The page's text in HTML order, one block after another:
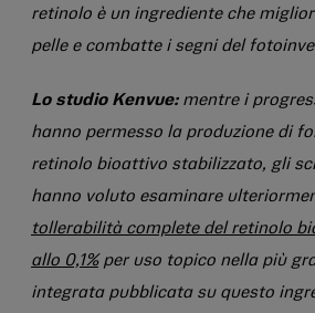
retinolo è un ingrediente che
pelle e combatte i segni del
Lo studio Kenvue:mentre i
hanno permesso la produzione di
retinolo bioattivo stabilizzato, gli
hanno voluto esaminare
tollerabilità complete del retinolo
allo 0,1%per uso topico nella più
integrata pubblicata su questo